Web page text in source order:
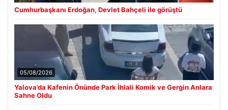
Cumhurbaşkanı Erdoğan, Devlet Bahçeli ile görüştü
05/08/2026
Yalova’da Kafenin Önünde Park İhlali Komik ve Gergin Anlara
Sahne Oldu